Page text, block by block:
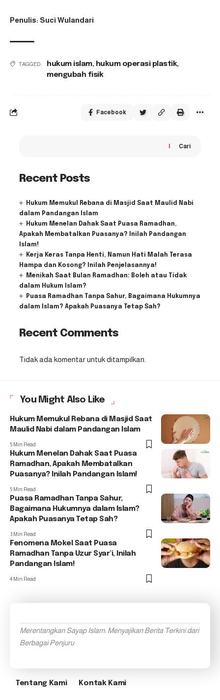
Penulis: Suci Wulandari
TAGGED: hukum islam, hukum operasi plastik,
mengubah fisik
Facebook
Cari
Recent Posts
Hukum Memukul Rebana di Masjid Saat Maulid Nabi
dalam Pandangan Islam
Hukum Menelan Dahak Saat Puasa Ramadhan,
Apakah Membatalkan Puasanya? Inilah Pandangan
Islam!
Kerja Keras Tanpa Henti, Namun Hati Malah Terasa
Hampa dan Kosong? Inilah Penjelasannya!
Menikah Saat Bulan Ramadhan: Boleh atau Tidak
dalam Hukum Islam?
Puasa Ramadhan Tanpa Sahur, Bagaimana Hukumnya
dalam Islam? Apakah Puasanya Tetap Sah?
Recent Comments
Tidak ada komentar untuk ditampilkan.
You Might Also Like
Hukum Memukul Rebana di Masjid Saat
Maulid Nabi dalam Pandangan Islam
5 Min Read
Hukum Menelan Dahak Saat Puasa
Ramadhan, Apakah Membatalkan
Puasanya? Inilah Pandangan Islam!
5 Min Read
Puasa Ramadhan Tanpa Sahur,
Bagaimana Hukumnya dalam Islam?
Apakah Puasanya Tetap Sah?
3 Min Read
Fenomena Mokel Saat Puasa
Ramadhan Tanpa Uzur Syar’i, Inilah
Pandangan Islam!
4 Min Read
Merentangkan Sayap Islam: Menyajikan Berita Terkini dari
Berbagai Penjuru
Tentang Kami Kontak Kami